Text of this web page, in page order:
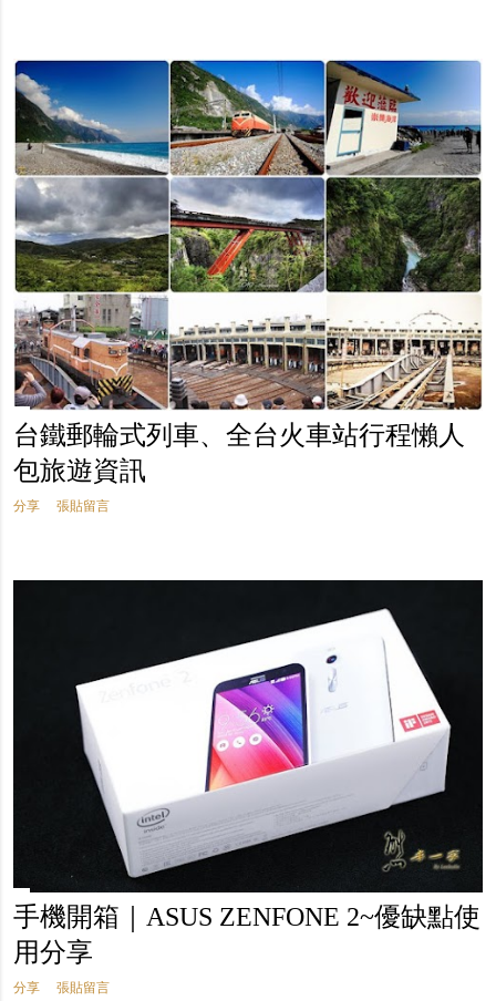
台鐵郵輪式列車、全台火車站行程懶人
包旅遊資訊
分享 張貼留言
手機開箱｜ASUS ZENFONE 2~優缺點使
用分享
分享 張貼留言